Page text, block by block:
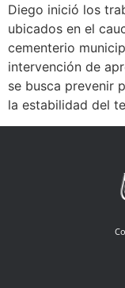
Diego inició los
ubicados en el
cementerio
intervención de
se busca prevenir
la estabilidad del